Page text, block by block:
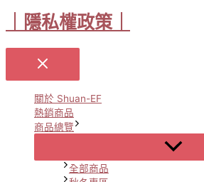
｜隱私權政策｜
關於 Shuan-EF
熱銷商品
商品總覽
Menu
Toggle
全部商品